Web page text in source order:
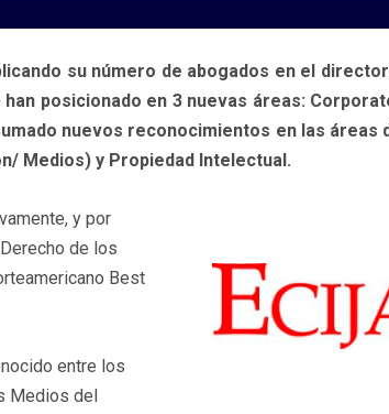
su número de abogados en el
posicionado en 3 nuevas áreas:
nuevos reconocimientos en las áreas
Medios) y Propiedad Intelectual.
y por
de los
Best
entre los
Medios del